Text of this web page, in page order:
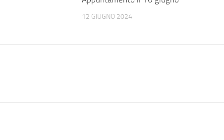
12 GIUGNO 2024